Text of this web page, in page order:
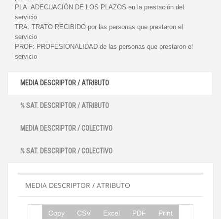
PLA: ADECUACIÓN DE LOS PLAZOS en la prestación del
servicio
TRA: TRATO RECIBIDO por las personas que prestaron el
servicio
PROF: PROFESIONALIDAD de las personas que prestaron el
servicio
MEDIA DESCRIPTOR / ATRIBUTO
% SAT. DESCRIPTOR / ATRIBUTO
MEDIA DESCRIPTOR / COLECTIVO
% SAT. DESCRIPTOR / COLECTIVO
MEDIA DESCRIPTOR / ATRIBUTO
Copy CSV Excel PDF Print